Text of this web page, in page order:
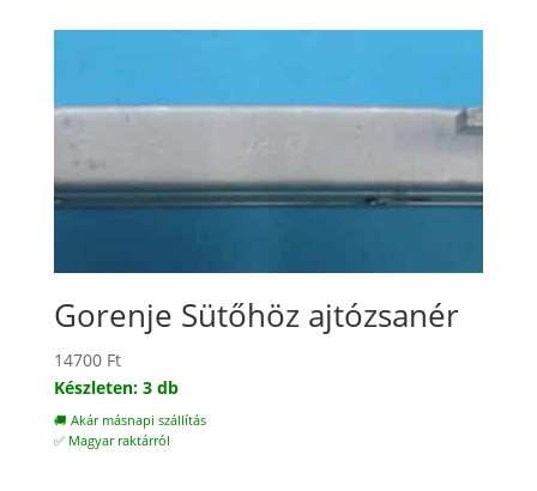
Gorenje Sütőhöz ajtózsanér
14700 Ft
Készleten: 3 db
🚚 Akár másnapi szállítás
✅ Magyar raktárról